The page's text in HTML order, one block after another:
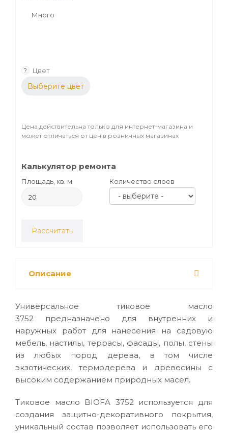
Много
? Цвет
Выберите цвет
Цена действительна только для интернет-магазина и
может отличаться от цен в розничных магазинах
Калькулятор ремонта
Площадь, кв. м Количество слоев
Рассчитать
Описание
Универсальное тиковое масло
3752 предназначено для внутренних и
наружных работ для нанесения на садовую
мебель, настилы, террасы, фасады, полы, стены
из любых пород дерева, в том числе
экзотических, термодерева и древесины с
высоким содержанием природных масел.
Тиковое масло BIOFA 3752 используется для
создания защитно-декоративного покрытия,
уникальный состав позволяет использовать его